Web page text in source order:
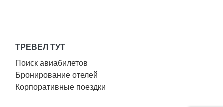
ТРЕВЕЛ ТУТ
Поиск авиабилетов
Бронирование отелей
Корпоративные поездки